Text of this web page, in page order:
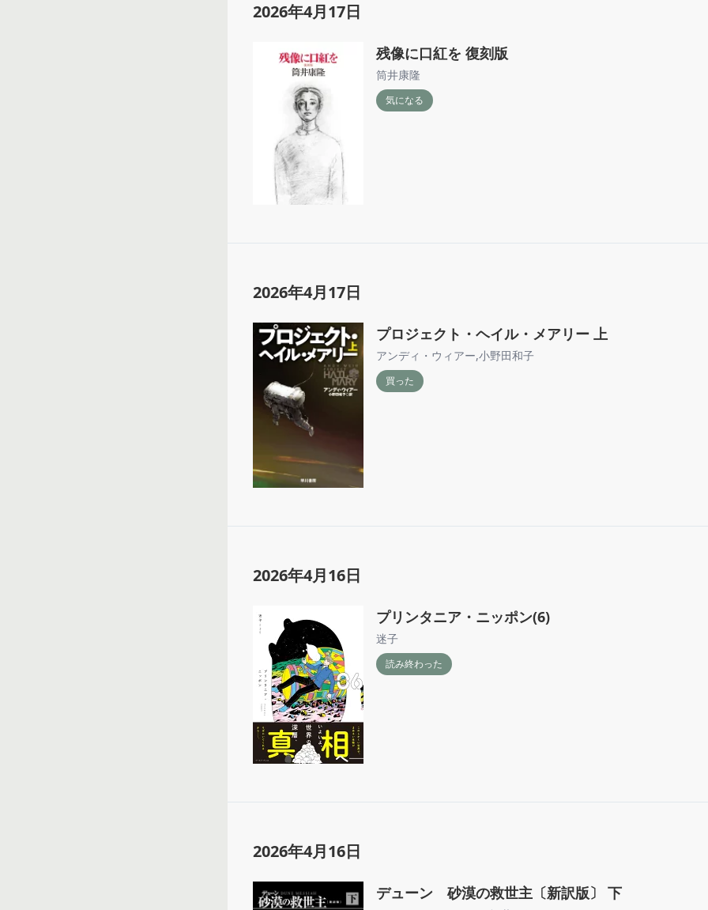
2026年4月17日
残像に口紅を 復刻版
筒井康隆
気になる
2026年4月17日
プロジェクト・ヘイル・メアリー 上
アンディ・ウィアー,小野田和子
買った
2026年4月16日
プリンタニア・ニッポン(6)
迷子
読み終わった
2026年4月16日
デューン 砂漠の救世主〔新訳版〕 下